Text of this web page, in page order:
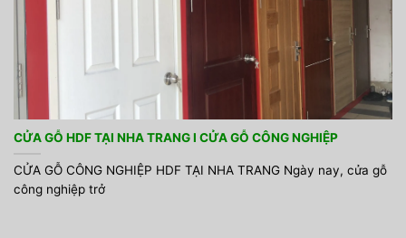
CỬA GỖ HDF TẠI NHA TRANG I CỬA GỖ CÔNG NGHIỆP
CỬA GỖ CÔNG NGHIỆP HDF TẠI NHA TRANG Ngày nay, cửa gỗ
công nghiệp trở